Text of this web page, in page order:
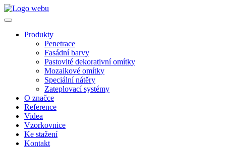
Produkty
Penetrace
Fasádní barvy
Pastovité dekorativní omítky
Mozaikové omítky
Speciální nátěry
Zateplovací systémy
O značce
Reference
Videa
Vzorkovnice
Ke stažení
Kontakt